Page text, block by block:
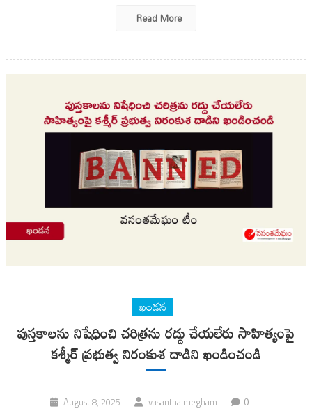
Read More
ఖండన
పుస్తకాలను నిషేధించి చరిత్రను రద్దు చేయలేరు సాహిత్యంపై
కశ్మీర్‌ ప్రభుత్వ నిరంకుశ దాడిని ఖండించండి
August 8, 2025 vasantha megham 0